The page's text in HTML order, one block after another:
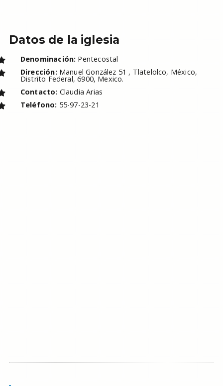
Datos de la iglesia
Denominación: Pentecostal
Dirección: Manuel González 51 , Tlatelolco, México,
Distrito Federal, 6900, Mexico.
Contacto: Claudia Arias
Teléfono: 55-97-23-21